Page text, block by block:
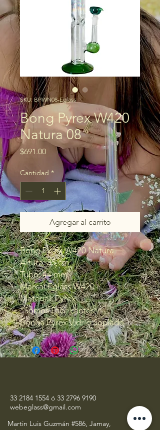
SKU: BPWN08-Eglass
Bong Pyrex W420
Natura 08
$691.00Precio
Cantidad *
Agregar al carrito
Bong Pyrex W420 Natura
Altura: 35 cm
Tubo: 44 mm
Marca: Eglass W420
Material: Pyrex
*Somos Fabricantes*
Bonga Pyrex Vidrio Soplado
33 2184 1554 ó 33 2796 9190
webeglass@gmail.com
Martin Luis Guzmán #586, Jamay,